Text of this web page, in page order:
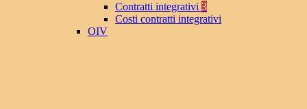
Contratti integrativi 3
Costi contratti integrativi
OIV